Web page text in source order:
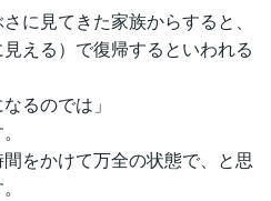
に見てきた家族からすると、
える）で復帰するといわれる
るのでは」
をかけて万全の状態で、と思